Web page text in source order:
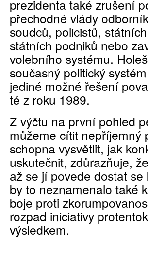
prezidenta také zrušení
přechodné vlády
soudců, policistů,
státních podniků nebo
volebního systému.
současný politický
jediné možné řešení
té z roku 1989.
Z výčtu na první pohled
můžeme cítit nepříjemný
schopna vysvětlit, jak
uskutečnit, zdůrazňuje,
až se jí povede dostat
by to neznamenalo také
boje proti
rozpad iniciativy
výsledkem.